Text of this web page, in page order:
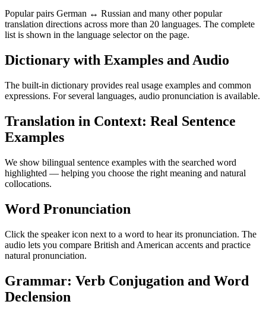
Popular pairs German ↔ Russian and many other popular
translation directions across more than 20 languages. The complete
list is shown in the language selector on the page.
Dictionary with Examples and Audio
The built-in dictionary provides real usage examples and common
expressions. For several languages, audio pronunciation is available.
Translation in Context: Real Sentence
Examples
We show bilingual sentence examples with the searched word
highlighted — helping you choose the right meaning and natural
collocations.
Word Pronunciation
Click the speaker icon next to a word to hear its pronunciation. The
audio lets you compare British and American accents and practice
natural pronunciation.
Grammar: Verb Conjugation and Word
Declension